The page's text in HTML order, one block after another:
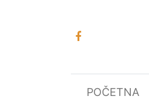
POČETNA